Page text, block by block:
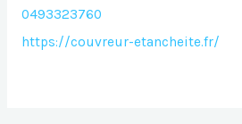
0493323760
https://couvreur-etancheite.fr/